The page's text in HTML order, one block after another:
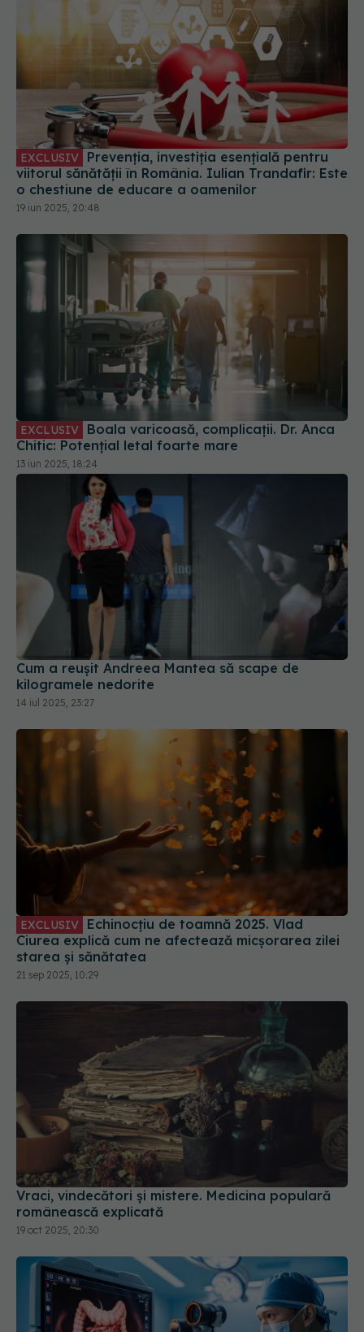
EXCLUSIV
viitorul sănătății în România. Iulian Trandafir: Este
o chestiune de educare a oamenilor
19 iun 2025, 20:48
EXCLUSIV
Chitic: Potențial letal foarte mare
13 iun 2025, 18:24
Cum a reușit Andreea Mantea să scape de
kilogramele nedorite
14 iul 2025, 23:27
EXCLUSIV
Ciurea explică cum ne afectează micșorarea zilei
starea și sănătatea
21 sep 2025, 10:29
Vraci, vindecători și mistere. Medicina populară
românească explicată
19 oct 2025, 20:30